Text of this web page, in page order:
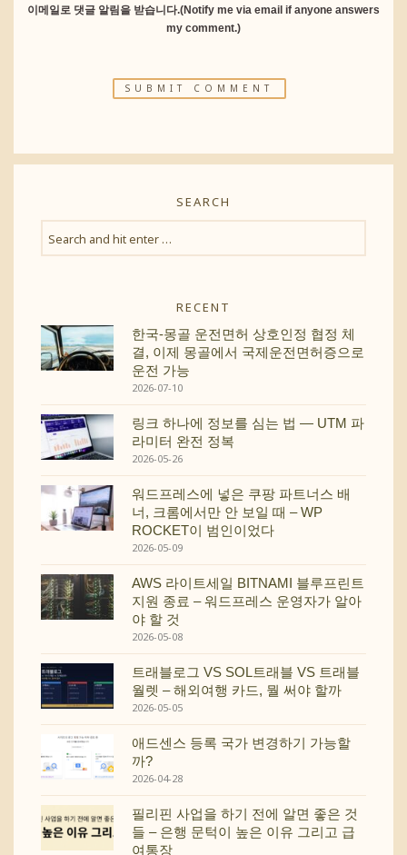
이메일로 댓글 알림을 받습니다.(Notify me via email if anyone answers
my comment.)
SEARCH
RECENT
한국-몽골 운전면허 상호인정 협정 체
결, 이제 몽골에서 국제운전면허증으로
운전 가능
2026-07-10
링크 하나에 정보를 심는 법 — UTM 파
라미터 완전 정복
2026-05-26
워드프레스에 넣은 쿠팡 파트너스 배
너, 크롬에서만 안 보일 때 – WP
ROCKET이 범인이었다
2026-05-09
AWS 라이트세일 BITNAMI 블루프린트
지원 종료 – 워드프레스 운영자가 알아
야 할 것
2026-05-08
트래블로그 VS SOL트래블 VS 트래블
월렛 – 해외여행 카드, 뭘 써야 할까
2026-05-05
애드센스 등록 국가 변경하기 가능할
까?
2026-04-28
필리핀 사업을 하기 전에 알면 좋은 것
들 – 은행 문턱이 높은 이유 그리고 급
여통장